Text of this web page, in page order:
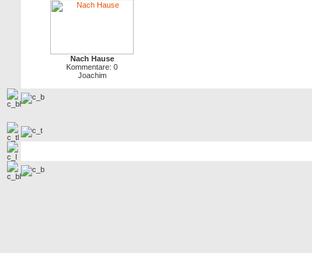
Nach Hause
Kommentare: 0
Joachim